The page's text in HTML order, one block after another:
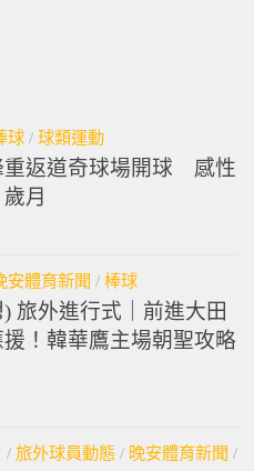
球 / 球類運動
重返道奇球場開球 感性
月
安體育新聞 / 棒球
) 旅外進行式｜前進大田
！韓華鷹主場朝聖攻略
/ 旅外球員動態 / 晚安體育新聞 /